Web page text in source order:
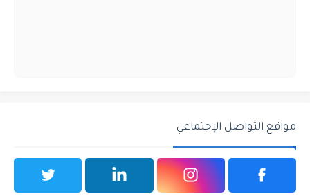
مواقع التواصل الإجتماعي